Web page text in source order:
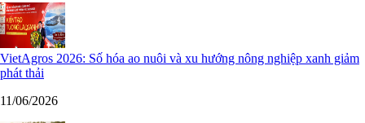
VietAgros 2026: Số hóa ao nuôi và xu hướng nông nghiệp xanh giảm
phát thải
11/06/2026